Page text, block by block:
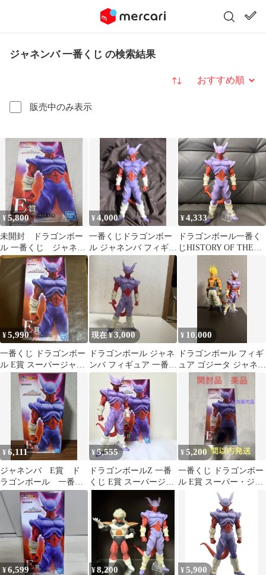
ジャネンバ 一番くじ の検索結果
販売中のみ表示
並び替え
¥5,800
未開封 ドラゴンボー
ル 一番くじ ジャネン
バ フィギュア
¥4,000
一番くじドラゴンボー
ル ジャネンバ フィギュ
ア
¥4,333
ドラゴンボール一番く
じHISTORY OF THE
¥5,990
一番くじ ドラゴンボー
ル E賞 スーパージャネ
ンバ フィギュア
現在 ¥3,000
ドラゴンボール ジャネ
ンバ フィギュア 一番く
じ オムニバス 劇場版
¥ 10,000
ドラゴンボール フィギ
ュア ゴジータ ジャネン
¥6,111
ジャネンバ E賞 ド
ラゴンボール 一番く
じ フィギュア
¥5,555
ドラゴンボールZ 一番
くじ E賞 スーパージャ
¥5,200
一番くじ ドラゴンボー
ル E賞 スーパー・ジャ
ネンバ フィギュア
¥6,599 ¥8,200 ¥5,900